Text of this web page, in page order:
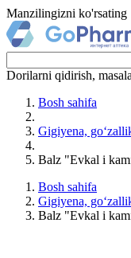
Manzilingizni ko'rsating
Dorilarni qidirish,
Bosh sahifa
Gigiyena,
Balz "Evkal i
Bosh sahifa
Gigiyena,
Balz "Evkal i